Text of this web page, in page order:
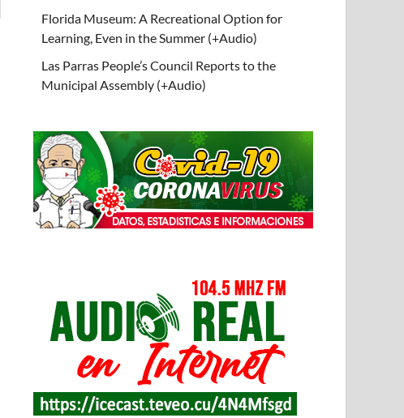
Florida Museum: A Recreational Option for
Learning, Even in the Summer (+Audio)
Las Parras People’s Council Reports to the
Municipal Assembly (+Audio)